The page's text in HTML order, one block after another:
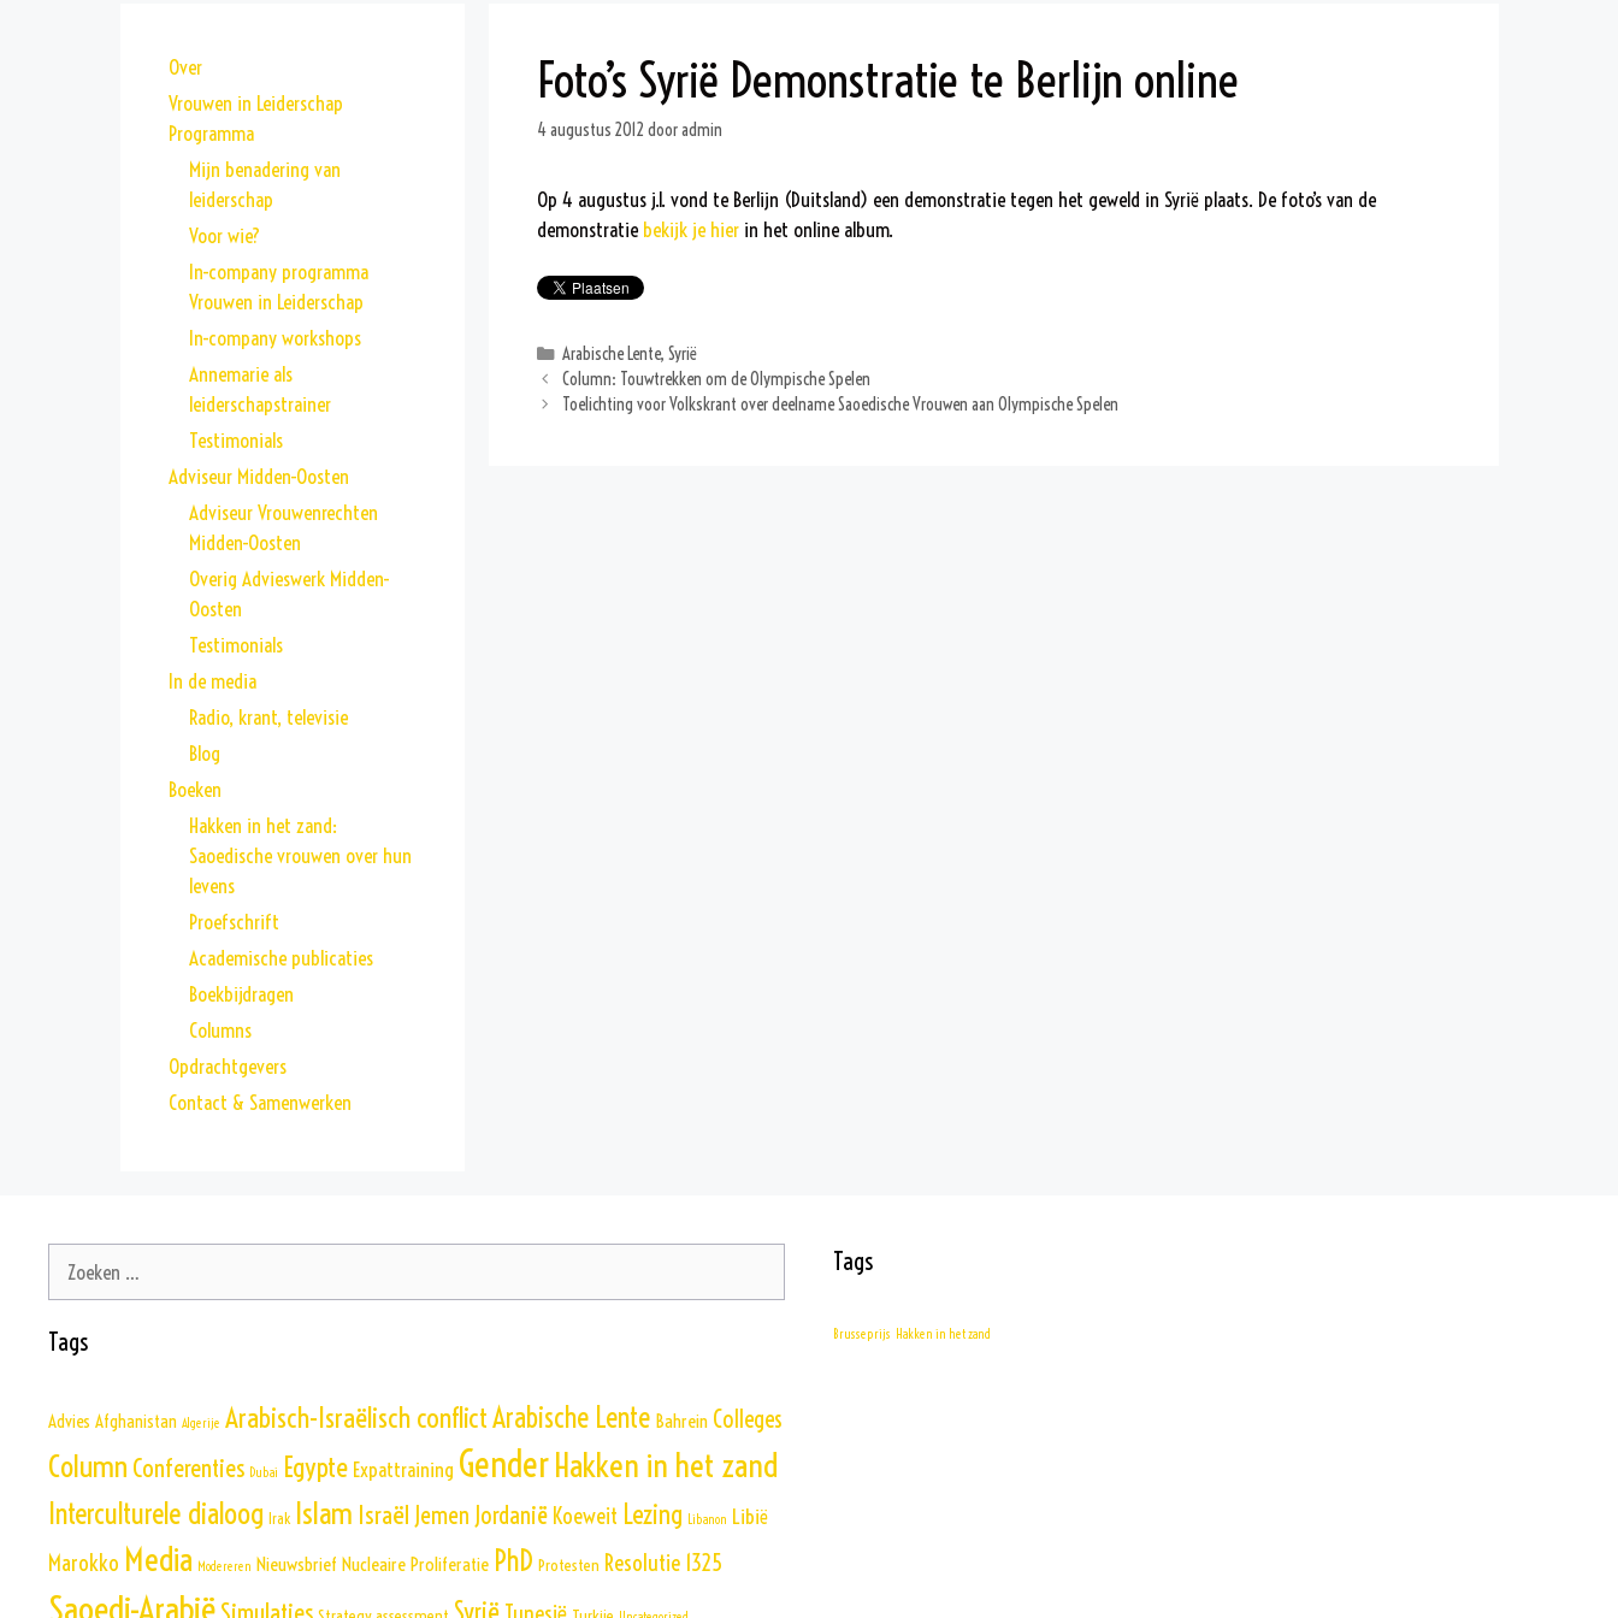
Foto’s Syrië Demonstratie te Berlijn online
4 augustus 2012 dooradmin
Op 4 augustus j.l. vond te Berlijn (Duitsland) een demonstratie tegen het geweld in Syrië plaats. De foto’s van de
demonstratie bekijk je hierin het online album.
Categorieën
Arabische Lente,Syrië
Column: Touwtrekken om de Olympische Spelen
Toelichting voor Volkskrant over deelname Saoedische Vrouwen aan Olympische Spelen
Over
Vrouwen in Leiderschap
Programma
Mijn benadering van
leiderschap
Voor wie?
In-company programma
Vrouwen in Leiderschap
In-company workshops
Annemarie als
leiderschapstrainer
Testimonials
Adviseur Midden-Oosten
Adviseur Vrouwenrechten
Midden-Oosten
Overig Advieswerk Midden-
Oosten
Testimonials
In de media
Radio, krant, televisie
Blog
Boeken
Hakken in het zand:
Saoedische vrouwen over hun
levens
Proefschrift
Academische publicaties
Boekbijdragen
Columns
Opdrachtgevers
Contact & Samenwerken
Zoek
naar:
Tags
Advies Afghanistan Algerije Arabisch-Israëlisch conflictArabische Lente Bahrein Colleges
Column Conferenties Dubai Egypte Expattraining GenderHakken in het zand
Interculturele dialoog Irak Islam Israël Jemen Jordanië Koeweit Lezing Libanon Libië
Marokko Media Modereren Nieuwsbrief Nucleaire Proliferatie PhD Protesten Resolutie 1325
Saoedi-Arabië
Tags
Brusseprijs Hakken in het zand